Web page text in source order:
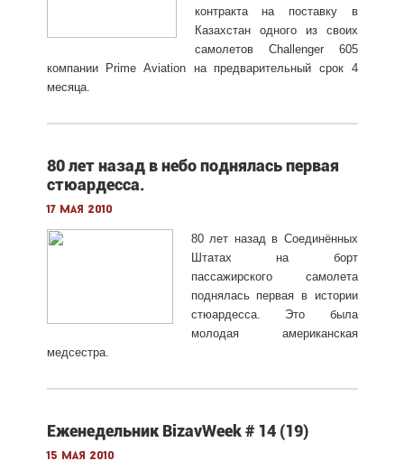
контракта на поставку в
Казахстан одного из своих
самолетов Challenger 605
компании Prime Aviation на предварительный срок 4
месяца.
80 лет назад в небо поднялась первая
стюардесса.
17 мая 2010
80 лет назад в Соединённых
Штатах на борт
пассажирского самолета
поднялась первая в истории
стюардесса. Это была
молодая американская
медсестра.
Еженедельник BizavWeek # 14 (19)
15 мая 2010